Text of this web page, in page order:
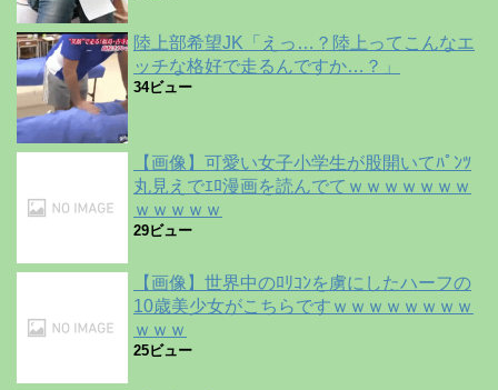
陸上部希望JK「えっ…？陸上ってこんなエ
ッチな格好で走るんですか…？」
34ビュー
【画像】可愛い女子小学生が股開いてﾊﾟﾝﾂ
丸見えでｴﾛ漫画を読んでてｗｗｗｗｗｗｗ
ｗｗｗｗｗ
29ビュー
【画像】世界中のﾛﾘｺﾝを虜にしたハーフの
10歳美少女がこちらですｗｗｗｗｗｗｗｗ
ｗｗｗ
25ビュー